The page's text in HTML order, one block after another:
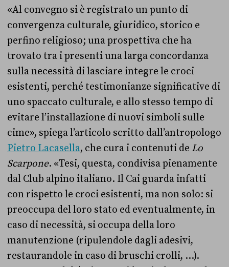
«Al convegno si è registrato un punto di
convergenza culturale, giuridico, storico e
perfino religioso; una prospettiva che ha
trovato tra i presenti una larga concordanza
sulla necessità di lasciare integre le croci
esistenti, perché testimonianze significative di
uno spaccato culturale, e allo stesso tempo di
evitare l’installazione di nuovi simboli sulle
cime», spiega l’articolo scritto dall’antropologo
Pietro Lacasella, che cura i contenuti de Lo
Scarpone. «Tesi, questa, condivisa pienamente
dal Club alpino italiano. Il Cai guarda infatti
con rispetto le croci esistenti, ma non solo: si
preoccupa del loro stato ed eventualmente, in
caso di necessità, si occupa della loro
manutenzione (ripulendole dagli adesivi,
restaurandole in caso di bruschi crolli, …).